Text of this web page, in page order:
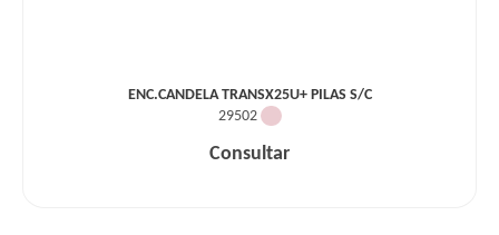
ENC.CANDELA TRANSX25U+ PILAS S/C
29502
Consultar